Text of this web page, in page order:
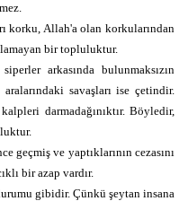
korku, Allah'a olan korkularından
bir topluluktur.
arkasında bulunmaksızın
savaşları ise çetindir.
darmadağınıktır. Böyledir,
geçmiş ve yaptıklarının cezasını
bir azap vardır.
gibidir. Çünkü şeytan insana